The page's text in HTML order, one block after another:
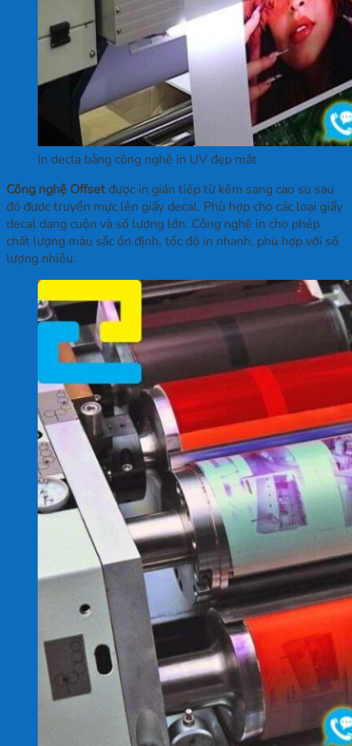
In decla bằng công nghệ in UV đẹp mắt
Công nghệ Offsetđược in gián tiếp từ kẽm sang cao su sau
đó đươc truyền mực lên giấy decal. Phù hợp cho các loại giấy
decal dạng cuộn và số lượng lớn. Công nghệ in cho phép
chất lượng màu sắc ổn định, tốc độ in nhanh, phù hợp với số
lượng nhiều.